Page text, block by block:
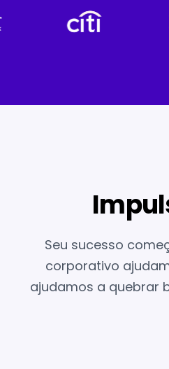
Seu sucesso
corporativo
ajudamos a quebrar